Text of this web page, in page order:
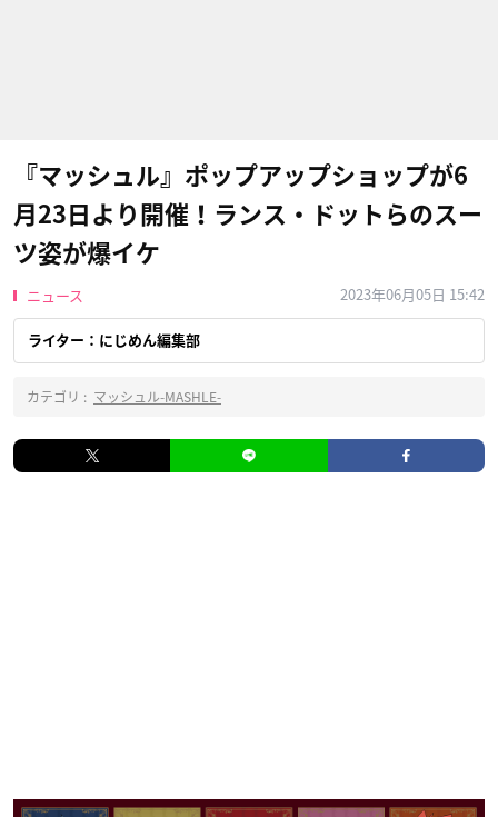
『マッシュル』ポップアップショップが6
月23日より開催！ランス・ドットらのスー
ツ姿が爆イケ
ニュース 2023年06月05日 15:42
ライター：にじめん編集部
カテゴリ : マッシュル-MASHLE-